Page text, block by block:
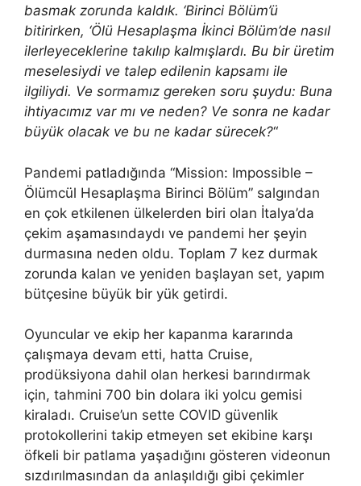
basmak zorunda kaldık. ‘Birinci Bölüm’ü
bitirirken, ‘Ölü Hesaplaşma İkinci Bölüm’de nasıl
ilerleyeceklerine takılıp kalmışlardı. Bu bir üretim
meselesiydi ve talep edilenin kapsamı ile
ilgiliydi. Ve sormamız gereken soru şuydu: Buna
ihtiyacımız var mı ve neden? Ve sonra ne kadar
büyük olacak ve bu ne kadar sürecek?“
Pandemi patladığında “Mission: Impossible –
Ölümcül Hesaplaşma Birinci Bölüm” salgından
en çok etkilenen ülkelerden biri olan İtalya’da
çekim aşamasındaydı ve pandemi her şeyin
durmasına neden oldu. Toplam 7 kez durmak
zorunda kalan ve yeniden başlayan set, yapım
bütçesine büyük bir yük getirdi.
Oyuncular ve ekip her kapanma kararında
çalışmaya devam etti, hatta Cruise,
prodüksiyona dahil olan herkesi barındırmak
için, tahmini 700 bin dolara iki yolcu gemisi
kiraladı. Cruise’un sette COVID güvenlik
protokollerini takip etmeyen set ekibine karşı
öfkeli bir patlama yaşadığını gösteren videonun
sızdırılmasından da anlaşıldığı gibi çekimler